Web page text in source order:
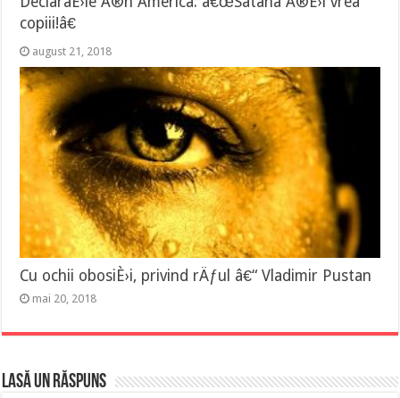
copiii!â€
august 21, 2018
Cu ochii obosiÈ›i, privind rÄƒul â€“ Vladimir Pustan
mai 20, 2018
Lasă un răspuns